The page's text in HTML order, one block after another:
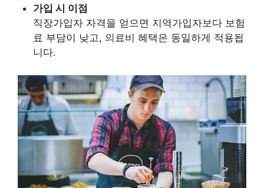
가입 시 이점
직장가입자 자격을 얻으면 지역가입자보다 보험
료 부담이 낮고, 의료비 혜택은 동일하게 적용됩
니다.